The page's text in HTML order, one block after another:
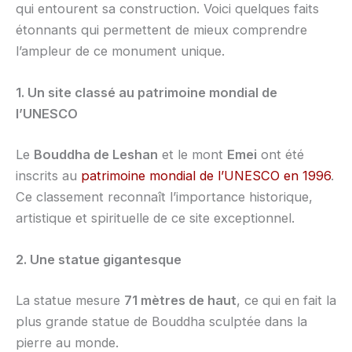
qui entourent sa construction. Voici quelques faits
étonnants qui permettent de mieux comprendre
l’ampleur de ce monument unique.
1. Un site classé au patrimoine mondial de
l’UNESCO
Le Bouddha de Leshan et le mont Emei ont été
inscrits au patrimoine mondial de l’UNESCO en 1996.
Ce classement reconnaît l’importance historique,
artistique et spirituelle de ce site exceptionnel.
2. Une statue gigantesque
La statue mesure 71 mètres de haut, ce qui en fait la
plus grande statue de Bouddha sculptée dans la
pierre au monde.